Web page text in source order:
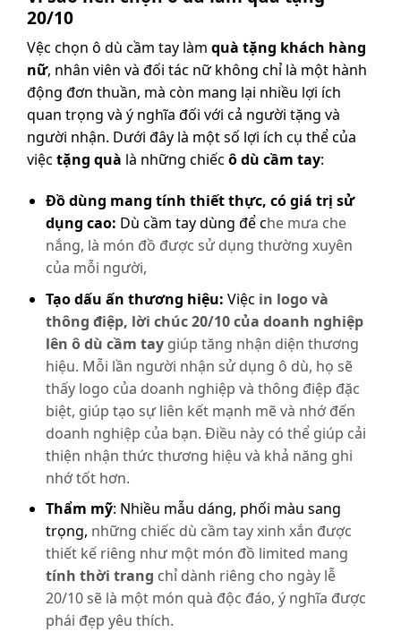
20/10
Vệc chọn ô dù cầm tay làm quà tặng khách hàng
nữ, nhân viên và đối tác nữ không chỉ là một hành
động đơn thuần, mà còn mang lại nhiều lợi ích
quan trọng và ý nghĩa đối với cả người tặng và
người nhận. Dưới đây là một số lợi ích cụ thể của
việc tặng quà là những chiếc ô dù cầm tay:
Đồ dùng mang tính thiết thực, có giá trị sử
dụng cao: Dù cầm tay dùng để che mưa che
nắng, là món đồ được sử dụng thường xuyên
của mỗi người,
Tạo dấu ấn thương hiệu: Việc in logo và
thông điệp, lời chúc 20/10 của doanh nghiệp
lên ô dù cầm taygiúp tăng nhận diện thương
hiệu. Mỗi lần người nhận sử dụng ô dù, họ sẽ
thấy logo của doanh nghiệp và thông điệp đặc
biệt, giúp tạo sự liên kết mạnh mẽ và nhớ đến
doanh nghiệp của bạn. Điều này có thể giúp cải
thiện nhận thức thương hiệu và khả năng ghi
nhớ tốt hơn.
Thẩm mỹ: Nhiều mẫu dáng, phối màu sang
trọng, những chiếc dù cầm tay xinh xắn được
thiết kế riêng như một món đồ limited mang
tính thời trang chỉ dành riêng cho ngày lễ
20/10 sẽ là một món quà độc đáo, ý nghĩa được
phái đẹp yêu thích.